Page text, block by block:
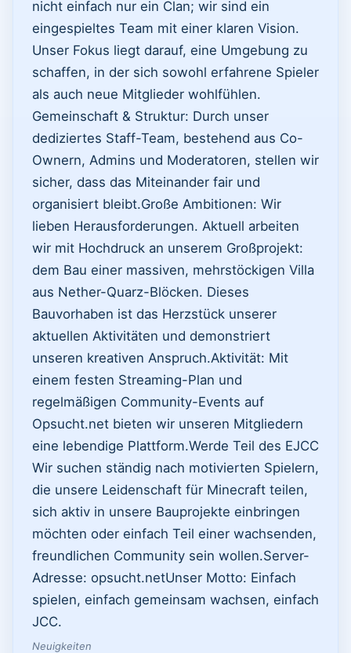
nicht einfach nur ein Clan; wir sind ein
eingespieltes Team mit einer klaren Vision.
Unser Fokus liegt darauf, eine Umgebung zu
schaffen, in der sich sowohl erfahrene Spieler
als auch neue Mitglieder wohlfühlen. ​
Gemeinschaft & Struktur: Durch unser
dediziertes Staff-Team, bestehend aus Co-
Ownern, Admins und Moderatoren, stellen wir
sicher, dass das Miteinander fair und
organisiert bleibt. ​Große Ambitionen: Wir
lieben Herausforderungen. Aktuell arbeiten
wir mit Hochdruck an unserem Großprojekt:
dem Bau einer massiven, mehrstöckigen Villa
aus Nether-Quarz-Blöcken. Dieses
Bauvorhaben ist das Herzstück unserer
aktuellen Aktivitäten und demonstriert
unseren kreativen Anspruch. ​Aktivität: Mit
einem festen Streaming-Plan und
regelmäßigen Community-Events auf
Opsucht.net bieten wir unseren Mitgliedern
eine lebendige Plattform. ​Werde Teil des EJCC ​
Wir suchen ständig nach motivierten Spielern,
die unsere Leidenschaft für Minecraft teilen,
sich aktiv in unsere Bauprojekte einbringen
möchten oder einfach Teil einer wachsenden,
freundlichen Community sein wollen. ​Server-
Adresse: opsucht.net ​Unser Motto: Einfach
spielen, einfach gemeinsam wachsen, einfach
JCC.
Neuigkeiten